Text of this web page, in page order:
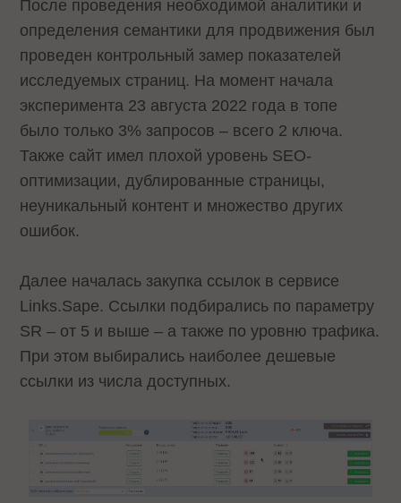
После проведения необходимой аналитики и
определения семантики для продвижения был
проведен контрольный замер показателей
исследуемых страниц. На момент начала
эксперимента 23 августа 2022 года в топе
было только 3% запросов – всего 2 ключа.
Также сайт имел плохой уровень SEO-
оптимизации, дублированные страницы,
неуникальный контент и множество других
ошибок.
Далее началась закупка ссылок в сервисе
Links.Sape. Ссылки подбирались по параметру
SR – от 5 и выше – а также по уровню трафика.
При этом выбирались наиболее дешевые
ссылки из числа доступных.